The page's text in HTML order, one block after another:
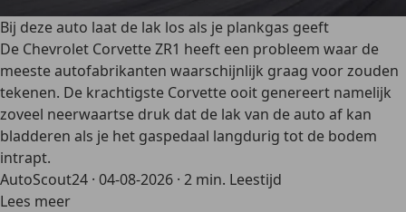
Bij deze auto laat de lak los als je plankgas geeft
De Chevrolet Corvette ZR1 heeft een probleem waar de
meeste autofabrikanten waarschijnlijk graag voor zouden
tekenen. De krachtigste Corvette ooit genereert namelijk
zoveel neerwaartse druk dat de lak van de auto af kan
bladderen als je het gaspedaal langdurig tot de bodem
intrapt.
AutoScout24 · 04-08-2026 · 2 min. Leestijd
Lees meer